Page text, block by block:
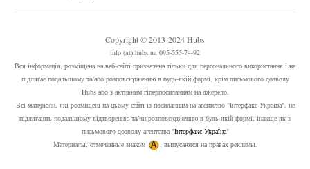
Copyright © 2013-2024 Hubs
info (at) hubs.ua 095-555-74-92
Вся інформація, розміщена на веб-сайті призначена тільки для персонального використання і не
підлягає подальшому та/або розповсюдженню в будь-якій формі, крім письмового дозволу
Hubs або з активним гіперпосиланням на джерело.
Всі матеріали, які розміщені на цьому сайті із посиланням на агентство "Інтерфакс-Україна", не
підлягають подальшому відтворенню та/чи розповсюдженню в будь-якій формі, інакше як з
письмового дозволу агентства "Інтерфакс-Україна"
Материалы, отмеченные знаком
, выпусаются на правах рекламы.